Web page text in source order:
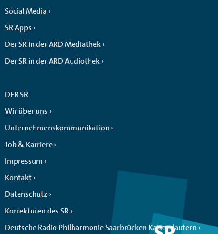
Social Media
SR Apps
Der SR in der ARD Mediathek
Der SR in der ARD Audiothek
DER SR
Wir über uns
Unternehmenskommunikation
Job & Karriere
Impressum
Kontakt
Datenschutz
Korrekturen des SR
Deutsche Radio Philharmonie Saarbrücken Kaiserslautern